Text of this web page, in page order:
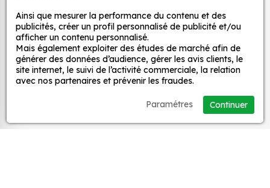
Nos services
Nos sites
Mon Compte
Ainsi que mesurer la performance du contenu et des
publicités, créer un profil personnalisé de publicité et/ou
afficher un contenu personnalisé.
Mais également exploiter des études de marché afin de
générer des données d’audience, gérer les avis clients, le
site internet, le suivi de l’activité commerciale, la relation
avec nos partenaires et prévenir les fraudes.
Continuer
Paramétres